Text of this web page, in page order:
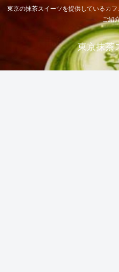
東京の抹茶スイーツを提供しているカ
ご紹
東京抹茶